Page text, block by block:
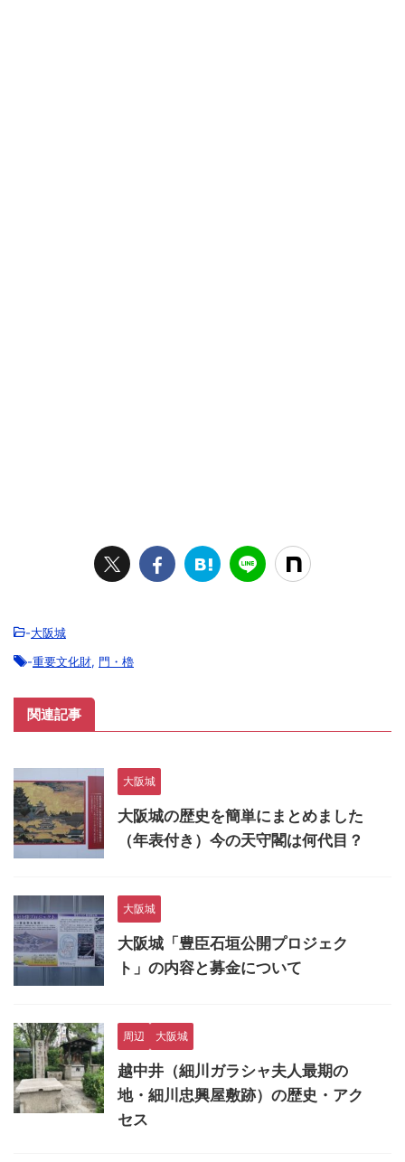
-大阪城
-重要文化財, 門・櫓
関連記事
大阪城
大阪城の歴史を簡単にまとめました
（年表付き）今の天守閣は何代目？
大阪城
大阪城「豊臣石垣公開プロジェク
ト」の内容と募金について
周辺 大阪城
越中井（細川ガラシャ夫人最期の
地・細川忠興屋敷跡）の歴史・アク
セス